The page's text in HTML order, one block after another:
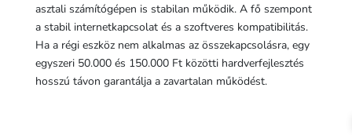
asztali számítógépen is stabilan működik. A fő szempont
a stabil internetkapcsolat és a szoftveres kompatibilitás.
Ha a régi eszköz nem alkalmas az összekapcsolásra, egy
egyszeri 50.000 és 150.000 Ft közötti hardverfejlesztés
hosszú távon garantálja a zavartalan működést.